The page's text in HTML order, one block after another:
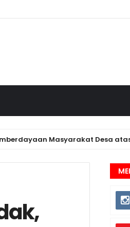
Masyarakat Desa atas